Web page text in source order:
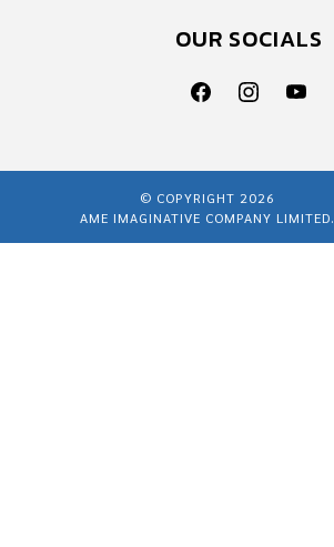
OUR SOCIALS
© COPYRIGHT 2026
AME IMAGINATIVE COMPANY LIMITED.